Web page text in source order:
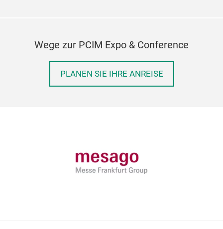
Wege zur PCIM Expo & Conference
PLANEN SIE IHRE ANREISE